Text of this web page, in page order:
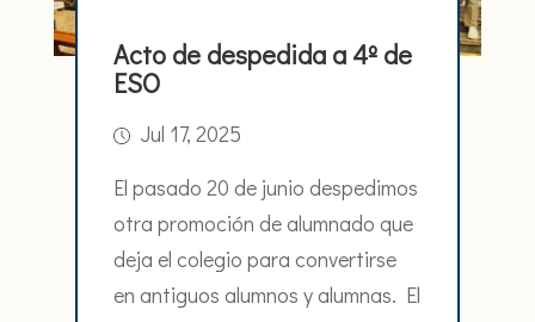
Acto de despedida a 4º de
ESO
Jul 17, 2025
El pasado 20 de junio despedimos
otra promoción de alumnado que
deja el colegio para convertirse
en antiguos alumnos y alumnas. El